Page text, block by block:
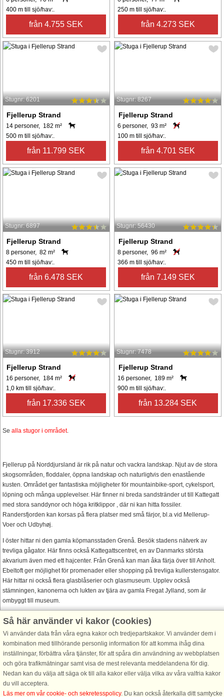
400 m till sjö/hav:.
från 4.755 SEK
250 m till sjö/hav:.
från 4.273 SEK
Stugnr: 6201
Fjellerup Strand
14 personer, 182 m²
500 m till sjö/hav:.
från 11.799 SEK
Stugnr: 8267
Fjellerup Strand
6 personer, 93 m²
100 m till sjö/hav:.
från 4.701 SEK
Stugnr: 6897
Fjellerup Strand
8 personer, 82 m²
450 m till sjö/hav:.
från 6.478 SEK
Stugnr: 56430
Fjellerup Strand
8 personer, 96 m²
366 m till sjö/hav:.
från 7.149 SEK
Stugnr: 3912
Fjellerup Strand
16 personer, 184 m²
1,0 km till sjö/hav:.
från 17.336 SEK
Stugnr: 7478
Fjellerup Strand
16 personer, 189 m²
900 m till sjö/hav:.
från 13.284 SEK
Se alla stugor i området.
Fjellerup på Norddjursland är rik på natur och vackra landskap. Njut av de stora
skogsområden, floddaler, öppna landskap och naturligtvis den enastående
kusten. Området ger fantastiska möjligheter för mountainbike-sport, cykelsport,
löpning och många upplevelser. Här finner ni breda sandstränder ut till Kattegatt
med stora sanddynor och höga kritklippor , där ni kan hitta fossiler.
Randersfjorden kan korsas på flera platser med små färjor, bl.a vid Mellerup-
Voer och Udbyhøj.
I öster hittar ni den gamla köpmansstaden Grenå. Besök stadens nätverk av
trevliga gågator. Här finns också Kattegattscentret, en av Danmarks största
akvarium även med ett hajcenter. Från Grenå kan man åka färja över till Anholt.
Ebeltoft ger möjlighet för promenader eller shopping på trevliga kullerstensgator.
Här hittar ni också flera glasblåserier och glasmuseum. Upplev också
stämningen, kanonerna och lukten av tjära av gamla Fregat Jylland, som är
ombyggt till museum.
I Randers, som ligger innerst i Randersfjorden, kan ni få konst- och
kulturupplevelser, bland annat på Randers konstmuseum. Randers stora
attraktion är Randers Regnskog, Norra Europas största konstgjorda regnskog.
Besök även Graceland Randers, en sann kopia av Elvis Graceland i USA. Eller
upptäck de stora nyetablerade naturområden med ett fantastiskt fågelliv i
Gudenå-dalen, strax utanför Randers.
Åk även på utflykt till Jyllands huvudstad Aarhus, som erbjuder fantastisk
shopping och många museum.
Så här använder vi kakor (cookies)
Vi använder data från våra egna kakor och tredjepartskakor. Vi använder dem i
kombination med tillhörande personlig information för att komma ihåg dina
inställningar, förbättra våra tjänster, för att spåra din användning av webbplatsen
och göra trafikmätningar samt visa de mest relevanta meddelandena för dig.
Nedan kan du välja att säga ok till alla kakor eller välja vilka av våra valfria kakor
du vill acceptera.
Läs mer om vår cookie- och sekretesspolicy. Du kan också återkalla ditt samtycke